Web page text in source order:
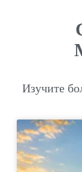
Изучите